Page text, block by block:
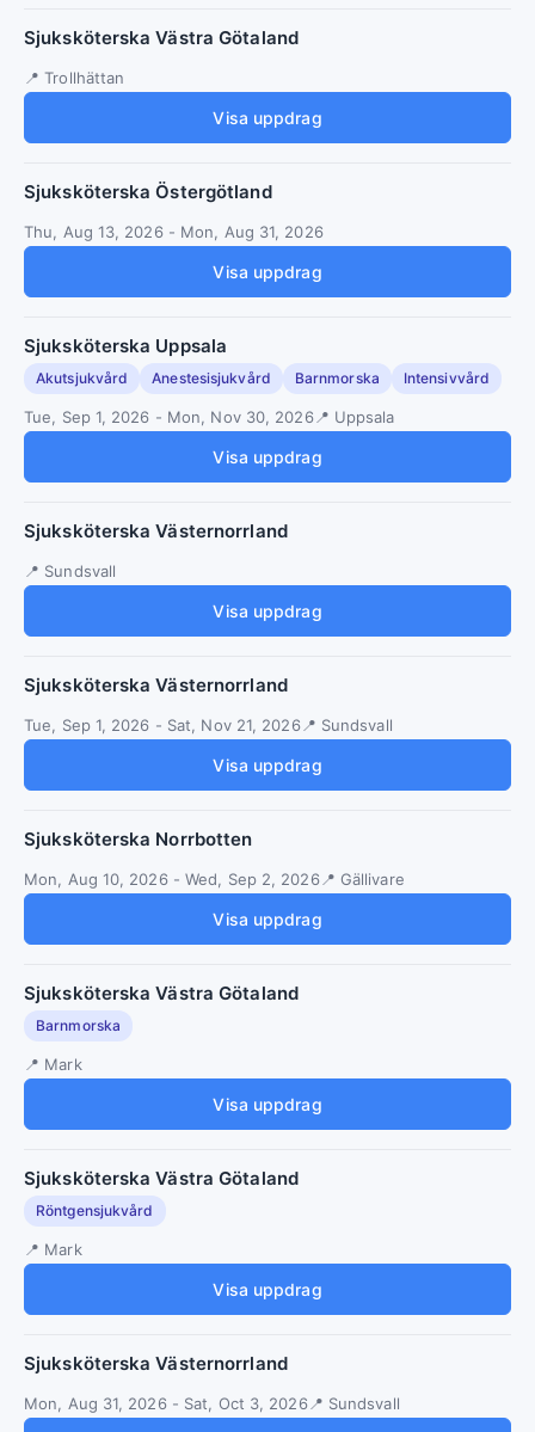
Sjuksköterska Västra Götaland
Trollhättan
Visa uppdrag
Sjuksköterska Östergötland
Thu, Aug 13, 2026- Mon, Aug 31, 2026
Visa uppdrag
Sjuksköterska Uppsala
Akutsjukvård Anestesisjukvård Barnmorska Intensivvård
Tue, Sep 1, 2026 - Mon, Nov 30, 2026 Uppsala
Visa uppdrag
Sjuksköterska Västernorrland
Sundsvall
Visa uppdrag
Sjuksköterska Västernorrland
Tue, Sep 1, 2026 - Sat, Nov 21, 2026 Sundsvall
Visa uppdrag
Sjuksköterska Norrbotten
Mon, Aug 10, 2026-Wed, Sep 2, 2026 Gällivare
Visa uppdrag
Sjuksköterska Västra Götaland
Barnmorska
Mark
Visa uppdrag
Sjuksköterska Västra Götaland
Röntgensjukvård
Mark
Visa uppdrag
Sjuksköterska Västernorrland
Mon, Aug 31, 2026- Sat, Oct 3, 2026 Sundsvall